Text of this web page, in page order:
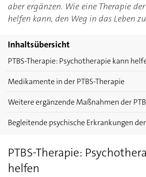
aber ergänzen. Wie eine Therapie
helfen kann, den Weg in das Leben
Inhaltsübersicht
PTBS-Therapie: Psychotherapie kann
Medikamente in der PTBS-Therapie
Weitere ergänzende Maßnahmen der
Begleitende psychische Erkrankungen der
PTBS-Therapie:
helfen